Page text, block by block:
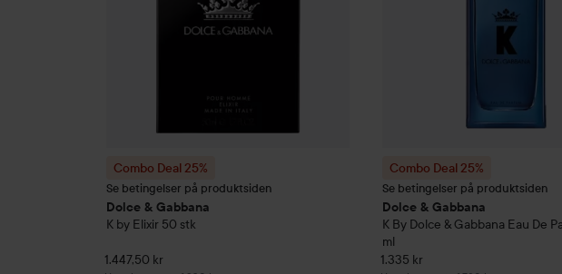
Combo Deal 25%
Se betingelser på produktsiden
Dolce & Gabbana
K by Elixir 50 stk
1.447,50 kr
Combo Deal 25%
Se betingelser på produktsiden
Dolce & Gabbana
K By Dolce & Gabbana Eau De
ml
1.335 kr